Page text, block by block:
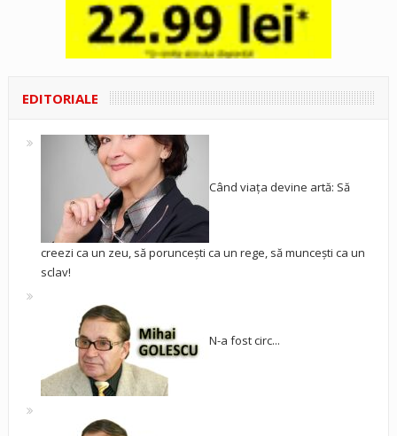
EDITORIALE
Când viața devine artă: Să
creezi ca un zeu, să poruncești ca un rege, să muncești ca un
sclav!
N-a fost circ...